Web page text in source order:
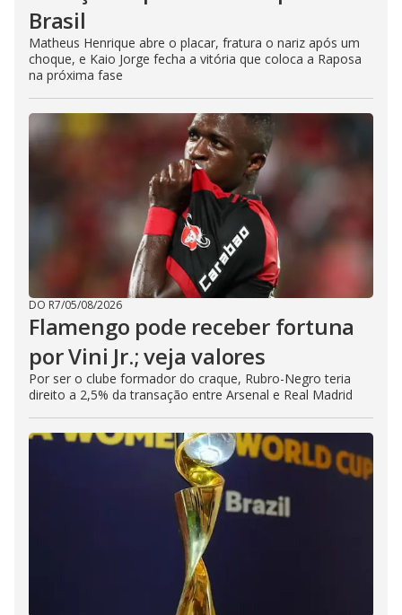
Brasil
Matheus Henrique abre o placar, fratura o nariz após um
choque, e Kaio Jorge fecha a vitória que coloca a Raposa
na próxima fase
DO R7/05/08/2026
Flamengo pode receber fortuna
por Vini Jr.; veja valores
Por ser o clube formador do craque, Rubro-Negro teria
direito a 2,5% da transação entre Arsenal e Real Madrid